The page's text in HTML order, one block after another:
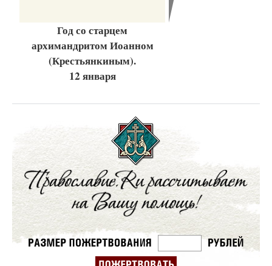
Год со старцем
архимандритом Иоанном
(Крестьянкиным).
12 января